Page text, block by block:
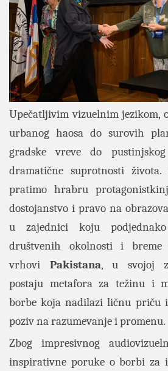
Upečatljivim vizuelnim jezikom,
urbanog haosa do surovih
gradske vreve do
dramatične suprotnosti
pratimo hrabru
dostojanstvo i pravo na
u zajednici koju
društvenih okolnosti i breme
vrhovi Pakistana, u svojoj
postaju metafora za težinu i
borbe koja nadilazi ličnu priču
poziv na razumevanje i promenu.
Zbog impresivnog
inspirativne poruke o borbi za